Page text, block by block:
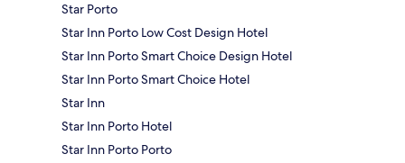
Star Porto
Star Inn Porto Low Cost Design Hotel
Star Inn Porto Smart Choice Design Hotel
Star Inn Porto Smart Choice Hotel
Star Inn
Star Inn Porto Hotel
Star Inn Porto Porto